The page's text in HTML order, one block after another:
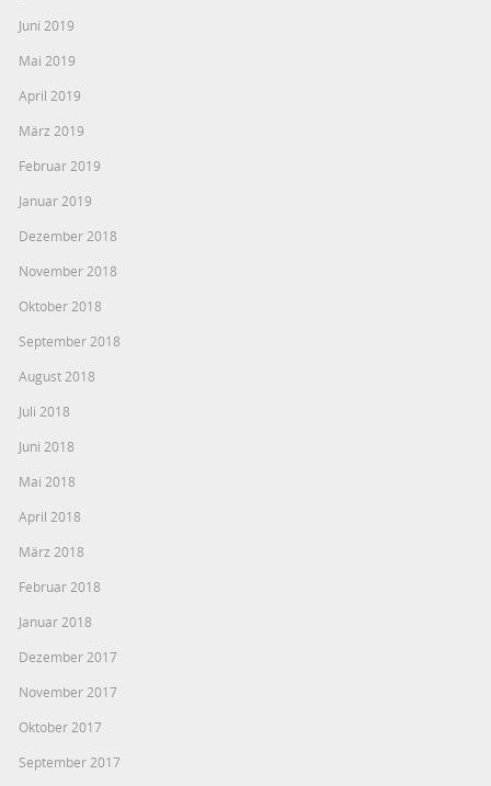
Juni 2019
Mai 2019
April 2019
März 2019
Februar 2019
Januar 2019
Dezember 2018
November 2018
Oktober 2018
September 2018
August 2018
Juli 2018
Juni 2018
Mai 2018
April 2018
März 2018
Februar 2018
Januar 2018
Dezember 2017
November 2017
Oktober 2017
September 2017